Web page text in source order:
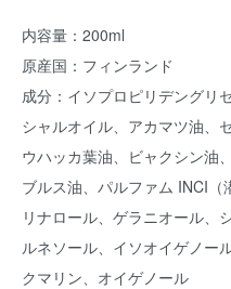
内容量：200ml
原産国：フィンランド
成分：イソプロピリデングリ
シャルオイル、アカマツ油、
ウハッカ葉油、ビャクシン油
ブルス油、パルファム INCI（
リナロール、ゲラニオール、
ルネソール、イソオイゲノー
クマリン、オイゲノール